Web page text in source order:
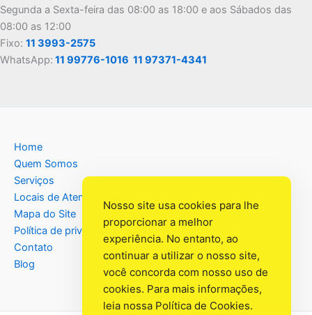
Segunda a Sexta-feira das 08:00 as 18:00 e aos Sábados das
08:00 as 12:00
Fixo: 11 3993-2575
WhatsApp: 11 99776-1016 11 97371-4341
Home
Quem Somos
Serviços
Locais de Atendimento
Mapa do Site
Política de privacidade
Contato
Blog
Nosso site usa cookies para lhe
proporcionar a melhor
experiência. No entanto, ao
continuar a utilizar o nosso site,
você concorda com nosso uso de
cookies. Para mais informações,
leia nossa Política de Cookies.